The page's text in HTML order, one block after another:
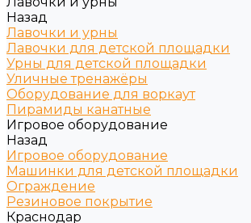
Назад
Лавочки и урны
Лавочки для детской площадки
Урны для детской площадки
Уличные тренажёры
Оборудование для воркаут
Пирамиды канатные
Игровое оборудование
Назад
Игровое оборудование
Машинки для детской площадки
Ограждение
Резиновое покрытие
Краснодар